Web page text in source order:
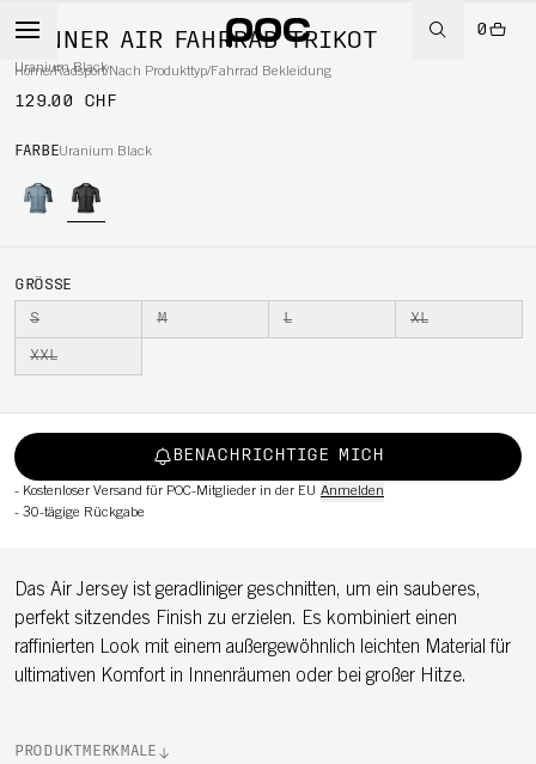
0
Home/Radsport/Nach Produkttyp/Fahrrad Bekleidung
MÄNNER AIR FAHRRAD TRIKOT
Uranium Black
129.00 CHF
FARBEUranium Black
GRÖSSE
S M L XL
XXL
BENACHRICHTIGE MICH
- Kostenloser Versand für POC-Mitglieder in der EU Anmelden
- 30-tägige Rückgabe
Das Air Jersey ist geradliniger geschnitten, um ein sauberes,
perfekt sitzendes Finish zu erzielen. Es kombiniert einen
raffinierten Look mit einem außergewöhnlich leichten Material für
ultimativen Komfort in Innenräumen oder bei großer Hitze.
PRODUKTMERKMALE